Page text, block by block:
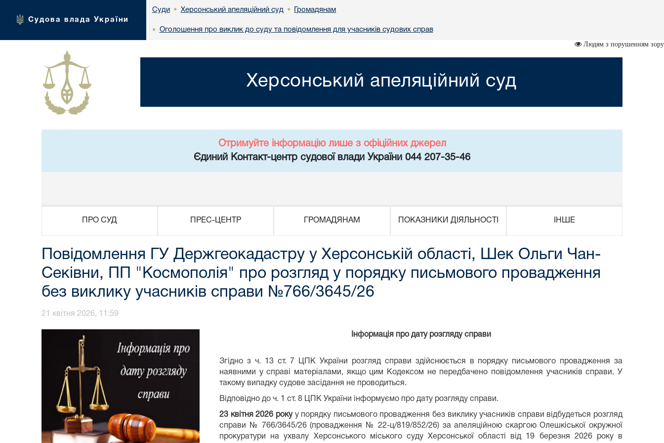
Судова влада України
Суди • Херсонський апеляційний суд • Громадянам
• Оголошення про виклик до суду та повідомлення для учасників судових справ
Людям з порушенням зору
Херсонський апеляційний суд
Отримуйте інформацію лише з офіційних джерел
Єдиний Контакт-центр судової влади України 044 207-35-46
ПРО СУД ПРЕС-ЦЕНТР ГРОМАДЯНАМ ПОКАЗНИКИ ДІЯЛЬНОСТІ ІНШЕ
Повідомлення ГУ Держгеокадастру у Херсонській області, Шек Ольги Чан-
Секівни, ПП "Космополія" про розгляд у порядку письмового провадження
без виклику учасників справи №766/3645/26
21 квітня 2026, 11:59
Інформація про дату розгляду справи
Згідно з ч. 13 ст. 7 ЦПК України розгляд справи здійснюється в порядку письмового провадження за
наявними у справі матеріалами, якщо цим Кодексом не передбачено повідомлення учасників справи. У
такому випадку судове засідання не проводиться.
Відповідно до ч. 1 ст. 8 ЦПК України інформуємо про дату розгляду справи.
23 квітня 2026 рокуу порядку письмового провадження без виклику учасників справи відбудеться розгляд
справи № 766/3645/26 (провадження № 22-ц/819/852/26) за апеляційною скаргою Олешкіської окружної
прокуратури на ухвалу Херсонського міського суду Херсонської області від 19 березня 2026 року в